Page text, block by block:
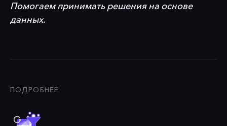
Помогаем принимать решения на основе
данных.
ПОДРОБНЕЕ